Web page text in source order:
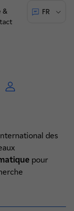
&
FR
des
pour